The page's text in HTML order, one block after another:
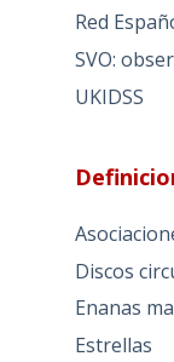
Red
SVO:
UKIDSS
Discos
Enanas
Estrellas